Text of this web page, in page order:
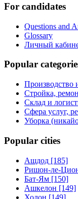
For candidates
Questions and
Glossary
Личный
Popular
Производство
Стройка,
Склад и
Сфера услуг,
Уборка
Popular cities
Ашдод [185]
Ришон-ле-
Бат-Ям [150]
Ашкелон [149]
Холон [149]